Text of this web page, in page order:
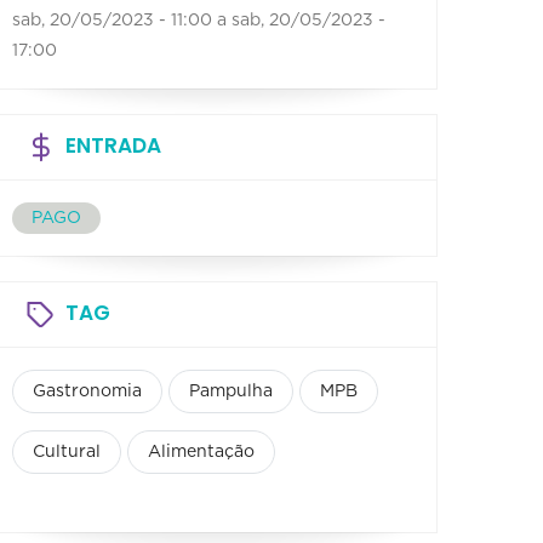
sab, 20/05/2023 - 11:00 a sab, 20/05/2023 -
17:00
ENTRADA
PAGO
TAG
Gastronomia Pampulha MPB
Cultural Alimentação